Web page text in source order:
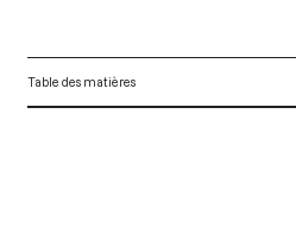
Table des matières